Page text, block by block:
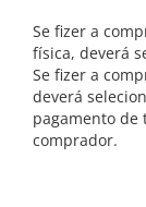
Se fizer a
física, deverá
Se fizer a
deverá
pagamento de
comprador.